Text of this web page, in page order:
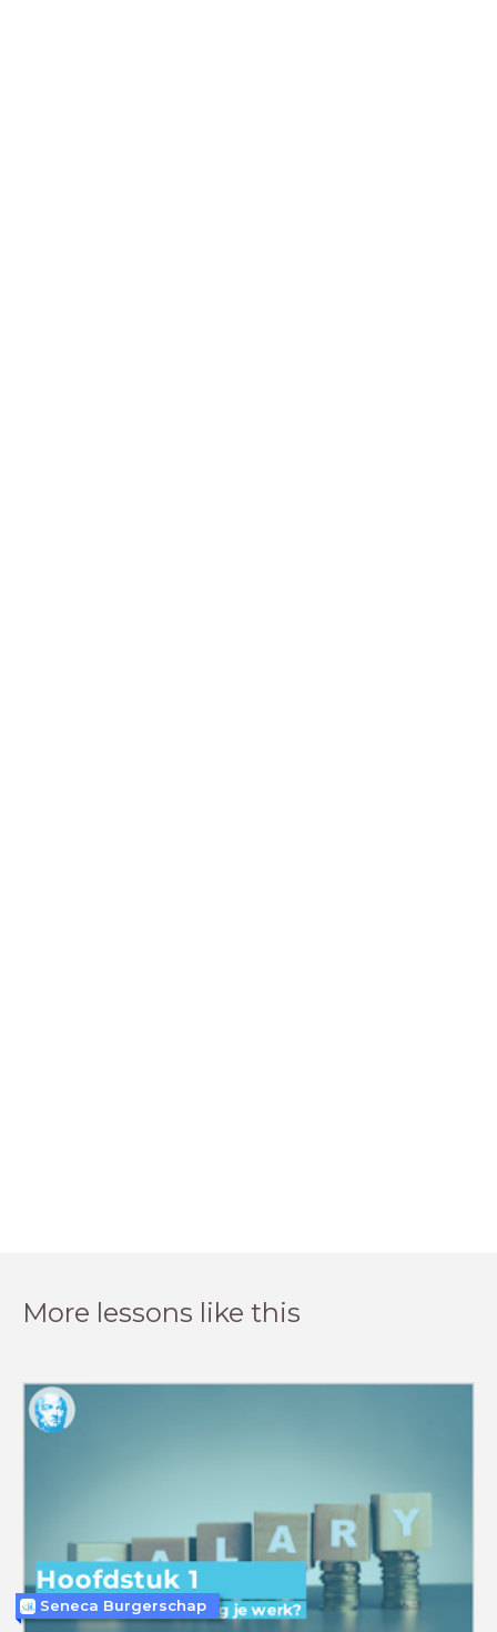
More lessons like this
Seneca Burgerschap